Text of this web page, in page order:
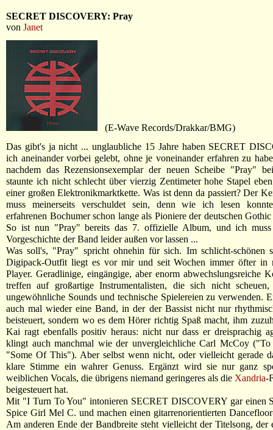
SECRET DISCOVERY: Pray
von Janet
(E-Wave Records/Drakkar/BMG)
Das gibt's ja nicht ... unglaubliche 15 Jahre haben SECRET
ich aneinander vorbei gelebt, ohne je voneinander erfahren zu
nachdem das Rezensionsexemplar der neuen Scheibe "Pray"
staunte ich nicht schlecht über vierzig Zentimeter hohe Stapel
einer großen Elektronikmarktkette. Was ist denn da passiert? Der
muss meinerseits verschuldet sein, denn wie ich lesen
erfahrenen Bochumer schon lange als Pioniere der deutschen
So ist nun "Pray" bereits das 7. offizielle Album, und ich muss
Vorgeschichte der Band leider außen vor lassen ...
Was soll's, "Pray" spricht ohnehin für sich. Im schlicht-schönen
Digipack-Outfit liegt es vor mir und seit Wochen immer öfter in
Player. Geradlinige, eingängige, aber enorm abwechslungsreiche
treffen auf großartige Instrumentalisten, die sich nicht
ungewöhnliche Sounds und technische Spielereien zu verwenden.
auch mal wieder eine Band, in der der Bassist nicht nur
beisteuert, sondern wo es dem Hörer richtig Spaß macht, ihm
Kai ragt ebenfalls positiv heraus: nicht nur dass er dreisprachig
klingt auch manchmal wie der unvergleichliche Carl McCoy
"Some Of This"). Aber selbst wenn nicht, oder vielleicht gerade
klare Stimme ein wahrer Genuss. Ergänzt wird sie nur ganz
weiblichen Vocals, die übrigens niemand geringeres als die Xandria-
beigesteuert hat.
Mit "I Turn To You" intonieren SECRET DISCOVERY gar einen
Spice Girl Mel C. und machen einen gitarrenorientierten
Am anderen Ende der Bandbreite steht vielleicht der Titelsong, der